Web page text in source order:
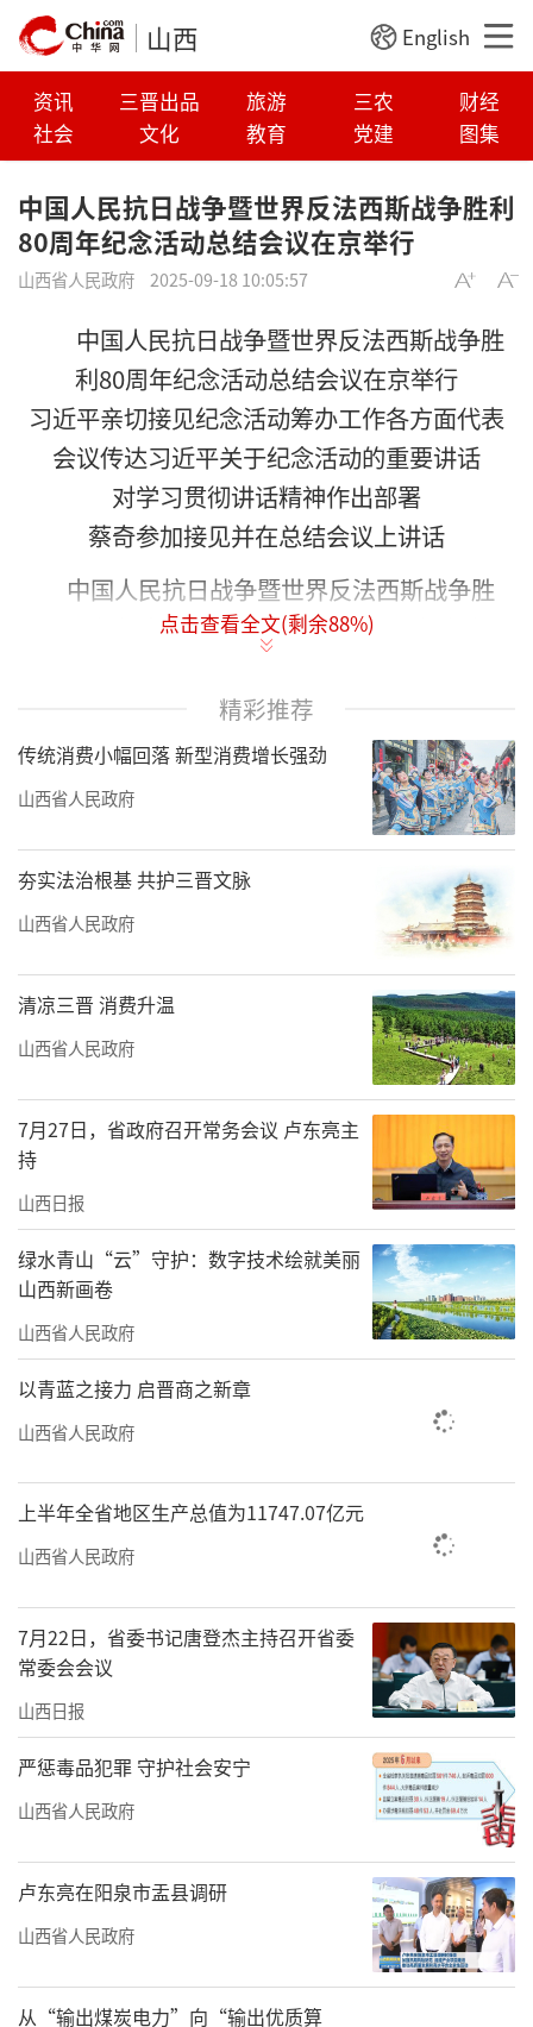
山西 English
资讯 三晋出品 旅游 三农
财经
社会
文化 教育 党建 图集
中国人民抗日战争暨世界反法西斯战争胜利
80周年纪念活动总结会议在京举行
山西省人民政府 2025-09-18 10:05:57
中国人民抗日战争暨世界反法西斯战争胜
利80周年纪念活动总结会议在京举行
习近平亲切接见纪念活动筹办工作各方面代表
会议传达习近平关于纪念活动的重要讲话
对学习贯彻讲话精神作出部署
蔡奇参加接见并在总结会议上讲话
中国人民抗日战争暨世界反法西斯战争胜
利80周年纪念活动总结会议9月17日上午在京举
席习近平在人民大会堂亲切接见纪念活动筹办
工作各方面代表，向他们表示感谢和问候，对
他们的辛勤付出和出色成绩给予充分肯定，勉
中共中央政治局常委、纪念活动领导小组
组长蔡奇参加接见并在总结会议上讲话。
17日上午，人民大会堂北大厅气氛热烈。
10时许，习近平等来到这里，全场响起热烈掌
声。习近平等同大家亲切握手，并合影留念。
9月17日，党和国家领导人习近平、蔡奇等
界反法西斯战争胜利80周年纪念活动筹办工作
各方面代表。新华社记者翟健岚摄
日前，习近平主持召开中央政治局常委会
会议，专门听取纪念活动总结报告并发表重要
讲话。习近平强调，纪念中国人民抗日战争暨
世界反法西斯战争胜利80周年活动，是一次庄
严隆重、大气磅礴、震撼人心、激励奋进的抗
战纪念盛典，进一步弘扬了伟大抗战精神，进
一步坚定了全面推进强国建设、民族复兴伟业
的信念信心，进一步展示了推动构建人类命运
共同体的责任担当。
习近平指出，纪念活动领导小组及其各工
作机构坚决贯彻落实党中央决策部署，始终坚
点击查看全文(剩余88%)
精彩推荐
传统消费小幅回落 新型消费增长强劲
山西省人民政府
夯实法治根基 共护三晋文脉
山西省人民政府
清凉三晋 消费升温
山西省人民政府
7月27日，省政府召开常务会议 卢东亮主
持
山西日报
绿水青山“云”守护：数字技术绘就美丽
山西新画卷
山西省人民政府
以青蓝之接力 启晋商之新章
山西省人民政府
上半年全省地区生产总值为11747.07亿元
山西省人民政府
7月22日，省委书记唐登杰主持召开省委
常委会会议
山西日报
严惩毒品犯罪 守护社会安宁
山西省人民政府
卢东亮在阳泉市盂县调研
山西省人民政府
从“输出煤炭电力”向“输出优质算